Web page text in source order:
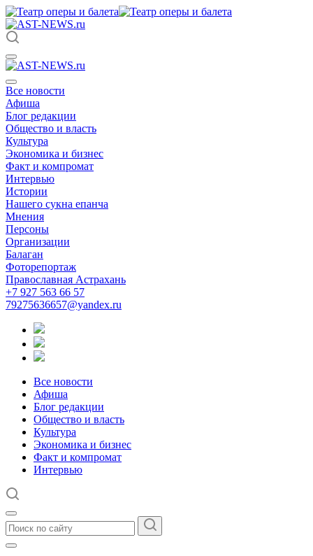
Все новости
Афиша
Блог редакции
Общество и власть
Культура
Экономика и бизнес
Факт и компромат
Интервью
Истории
Нашего сукна епанча
Мнения
Персоны
Организации
Балаган
Фоторепортаж
Православная Астрахань
+7 927 563 66 57
79275636657@yandex.ru
Все новости
Афиша
Блог редакции
Общество и власть
Культура
Экономика и бизнес
Факт и компромат
Интервью